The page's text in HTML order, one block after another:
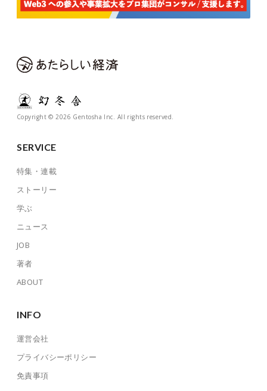
Copyright © 2026 Gentosha Inc. All rights reserved.
SERVICE
特集・連載
ストーリー
学ぶ
ニュース
JOB
著者
ABOUT
INFO
運営会社
プライバシーポリシー
免責事項